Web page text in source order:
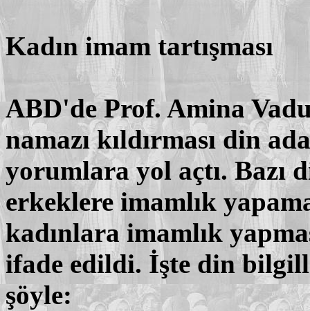
Kadın imam tartışması
ABD'de Prof. Amina
namazı kıldırması din
yorumlara yol açtı. Bazı
erkeklere imamlık
kadınlara imamlık
ifade edildi. İşte din
şöyle: